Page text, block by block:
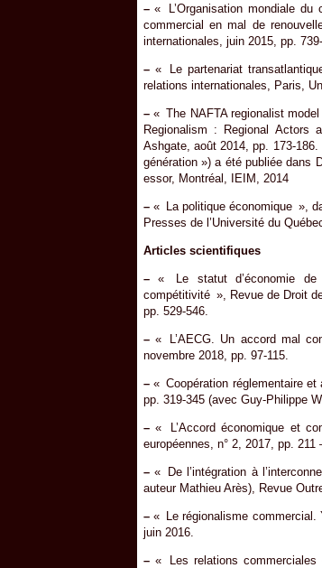
–« L’Organisation mondiale du
commercial en mal de
internationales, juin 2015, pp. 739-
–« Le partenariat
relations internationales, Paris,
–« The NAFTA regionalist
Regionalism : Regional Actors
Ashgate, août 2014, pp. 173-
génération ») a été publiée dans
essor, Montréal, IEIM, 2014
–« La politique économique »,
Presses de l’Université du
Articles scientifiques
–« Le statut d’économie de
compétitivité », Revue de Droit
pp. 529-546.
–« L’AECG. Un accord mal
novembre 2018, pp. 97-115.
–« Coopération réglementaire et
pp. 319-345 (avec Guy-Philippe
–« L’Accord économique et
européennes, n° 2, 2017, pp. 211
–« De l’intégration à
auteur Mathieu Arès), Revue
–« Le régionalisme commercial.
juin 2016.
–« Les relations commerciales